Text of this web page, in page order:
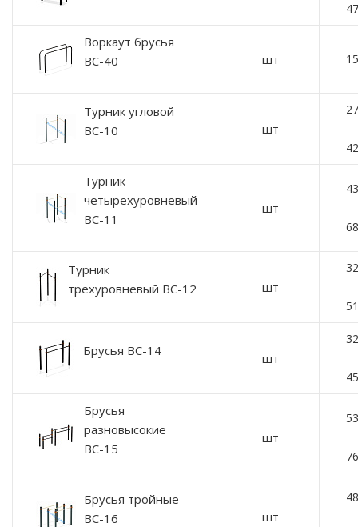
Воркаут брусья
ВС-40
шт
Турник угловой
ВС-10
шт
Турник
четырехуровневый
ВС-11
шт
Турник
трехуровневый ВС-12
шт
Брусья ВС-14 шт
Брусья
разновысокие
ВС-15
шт
Брусья тройные
ВС-16
шт